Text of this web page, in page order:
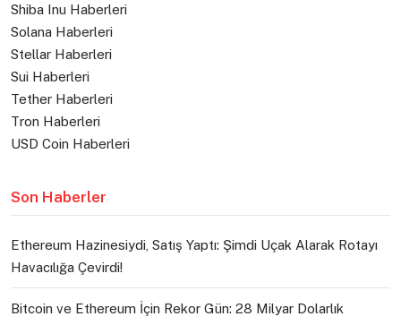
Shiba Inu Haberleri
Solana Haberleri
Stellar Haberleri
Sui Haberleri
Tether Haberleri
Tron Haberleri
USD Coin Haberleri
Son Haberler
Ethereum Hazinesiydi, Satış Yaptı: Şimdi Uçak Alarak Rotayı
Havacılığa Çevirdi!
Bitcoin ve Ethereum İçin Rekor Gün: 28 Milyar Dolarlık